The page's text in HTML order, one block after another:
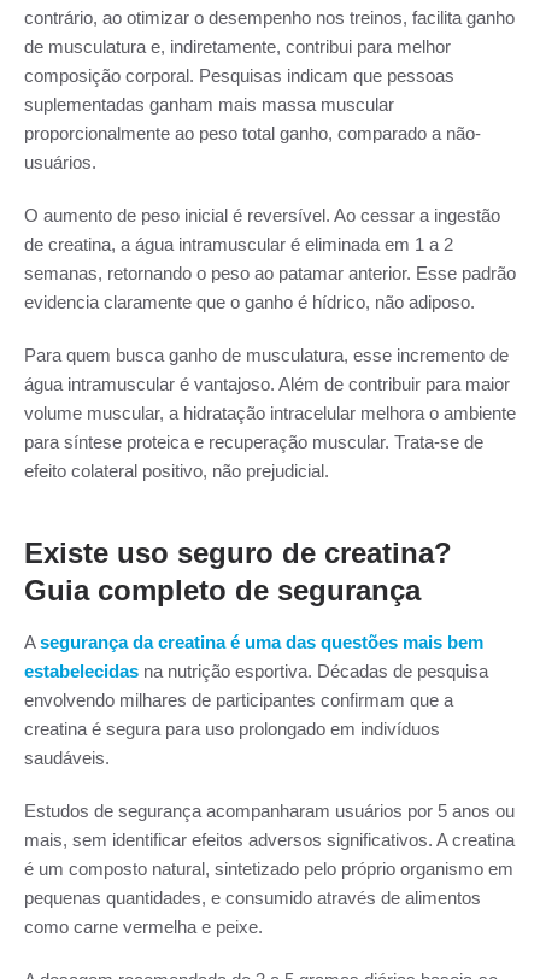
contrário, ao otimizar o desempenho nos treinos, facilita ganho
de musculatura e, indiretamente, contribui para melhor
composição corporal. Pesquisas indicam que pessoas
suplementadas ganham mais massa muscular
proporcionalmente ao peso total ganho, comparado a não-
usuários.
O aumento de peso inicial é reversível. Ao cessar a ingestão
de creatina, a água intramuscular é eliminada em 1 a 2
semanas, retornando o peso ao patamar anterior. Esse padrão
evidencia claramente que o ganho é hídrico, não adiposo.
Para quem busca ganho de musculatura, esse incremento de
água intramuscular é vantajoso. Além de contribuir para maior
volume muscular, a hidratação intracelular melhora o ambiente
para síntese proteica e recuperação muscular. Trata-se de
efeito colateral positivo, não prejudicial.
Existe uso seguro de creatina?
Guia completo de segurança
Asegurança da creatina é uma das questões mais bem
estabelecidas na nutrição esportiva. Décadas de pesquisa
envolvendo milhares de participantes confirmam que a
creatina é segura para uso prolongado em indivíduos
saudáveis.
Estudos de segurança acompanharam usuários por 5 anos ou
mais, sem identificar efeitos adversos significativos. A creatina
é um composto natural, sintetizado pelo próprio organismo em
pequenas quantidades, e consumido através de alimentos
como carne vermelha e peixe.